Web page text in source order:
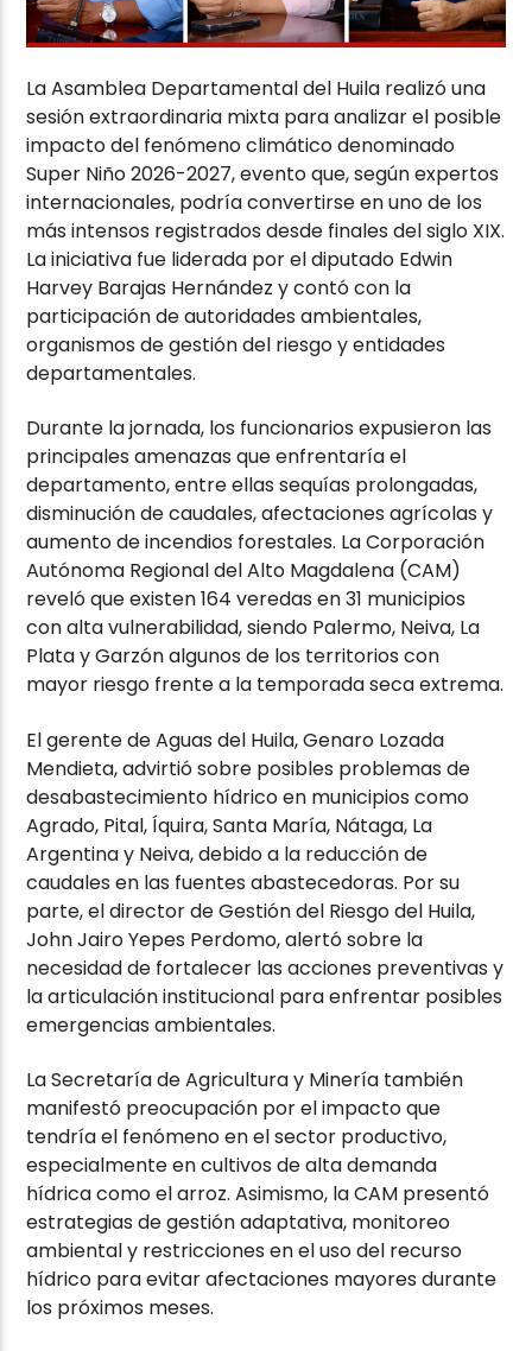
La Asamblea Departamental del Huila realizó una
sesión extraordinaria mixta para analizar el posible
impacto del fenómeno climático denominado
Super Niño 2026-2027, evento que, según expertos
internacionales, podría convertirse en uno de los
más intensos registrados desde finales del siglo XIX.
La iniciativa fue liderada por el diputado Edwin
Harvey Barajas Hernández y contó con la
participación de autoridades ambientales,
organismos de gestión del riesgo y entidades
departamentales.
Durante la jornada, los funcionarios expusieron las
principales amenazas que enfrentaría el
departamento, entre ellas sequías prolongadas,
disminución de caudales, afectaciones agrícolas y
aumento de incendios forestales. La Corporación
Autónoma Regional del Alto Magdalena (CAM)
reveló que existen 164 veredas en 31 municipios
con alta vulnerabilidad, siendo Palermo, Neiva, La
Plata y Garzón algunos de los territorios con
mayor riesgo frente a la temporada seca extrema.
El gerente de Aguas del Huila, Genaro Lozada
Mendieta, advirtió sobre posibles problemas de
desabastecimiento hídrico en municipios como
Agrado, Pital, Íquira, Santa María, Nátaga, La
Argentina y Neiva, debido a la reducción de
caudales en las fuentes abastecedoras. Por su
parte, el director de Gestión del Riesgo del Huila,
John Jairo Yepes Perdomo, alertó sobre la
necesidad de fortalecer las acciones preventivas y
la articulación institucional para enfrentar posibles
emergencias ambientales.
La Secretaría de Agricultura y Minería también
manifestó preocupación por el impacto que
tendría el fenómeno en el sector productivo,
especialmente en cultivos de alta demanda
hídrica como el arroz. Asimismo, la CAM presentó
estrategias de gestión adaptativa, monitoreo
ambiental y restricciones en el uso del recurso
hídrico para evitar afectaciones mayores durante
los próximos meses.